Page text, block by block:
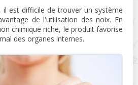
il est difficile de trouver un système
de l'utilisation des noix. En
chimique riche, le produit favorise
des organes internes.